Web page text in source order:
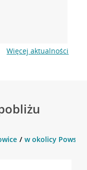
Więcej aktualności
w okolicy